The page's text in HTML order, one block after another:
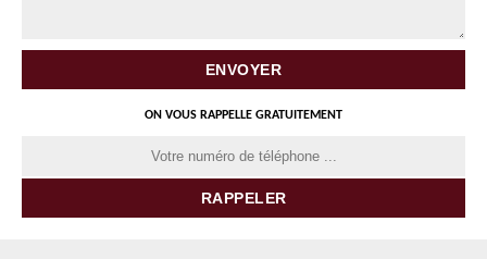
ON VOUS RAPPELLE GRATUITEMENT